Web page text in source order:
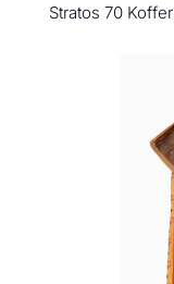
Stratos 70 Koffer